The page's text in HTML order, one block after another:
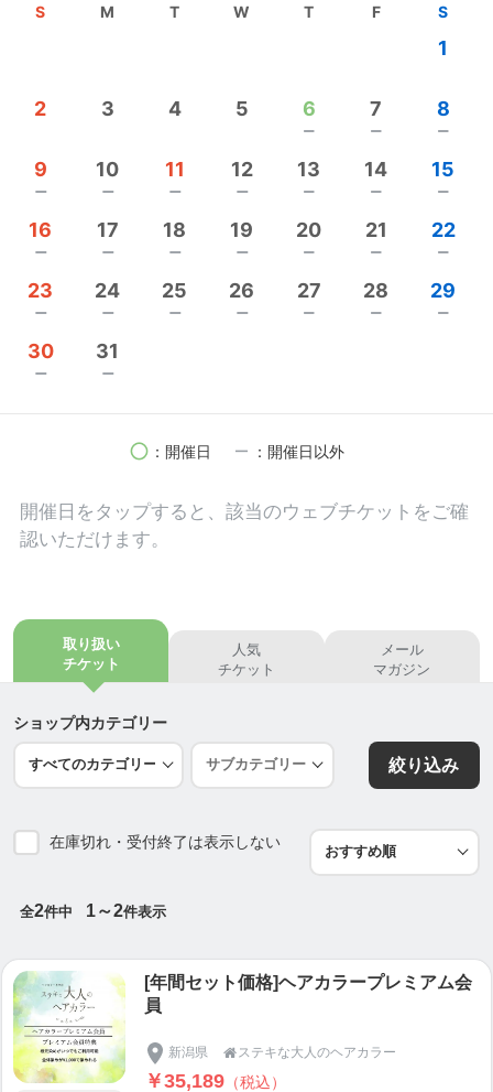
私たち「ステキな大人のヘアカラー」サロンは、将
す。
皆さんの肌質に合った血色の良い上品なヘアカラー
のみで、白髪と黒髪の間にブレンドするだけで驚く
ほど素敵なヘアカラーが出来上がります。
白髪染めをした時はきれいに満足していても、 2 ・
『あーまた染めないといけない』と サロンに出かけ
その秘密は私たちは長年研究を重ね、 行き着いた答
日本人は4 つのタイプの肌質に分かれます。 春タイ
プ、夏タイプ、秋タイプ、冬タイプの4タイプがあ
診断します。
4.5 回ほど自分の肌に馴染むヘアカラーで染めるこ
とにより 根元の白髪が嘘のように気にならなくなり
ます。
カラーリング・白髪染めの悩みについて聞いたとこ
「お金がかかる」
「髪が痛む」の
3つを挙げる方が多数でした。私たちは『地元、長岡
の女性達に選ばれるサロン』を目指して、
白髪染めに悩む方を少しでも減らしていきたいとい
う想いから、
S M T W T F S
1
2 3 4 5 6
remove
7
remove
8
remove
9
remove
10
remove
11
remove
12
remove
13
remove
14
remove
15
remove
16
remove
17
remove
18
remove
19
remove
20
remove
21
remove
22
remove
23
remove
24
remove
25
remove
26
remove
27
remove
28
remove
29
remove
30
remove
31
remove
circle ：開催日 remove ：開催日以外
開催日を タップすると、該当のウェブチケットをご確
認いただけます。
取り扱い
チケット
人気
チケット
メール
マガジン
ショップ内カテゴリー
絞り込み
在庫切れ・受付終了は表示しない
全2件中 1～2件表示
[年間セット価格]ヘアカラープレミアム会
員
新潟県 ステキな大人のヘアカラー
￥35,189 （税込）